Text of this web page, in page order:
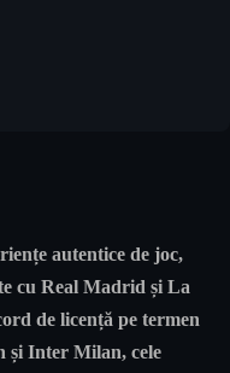
autentice de joc,
cu Real Madrid și La
de licență pe termen
și Inter Milan, cele